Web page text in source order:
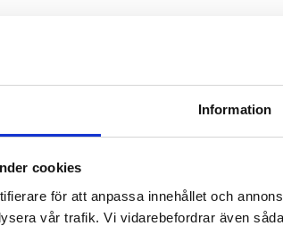
Information
cookies
för att anpassa innehållet och
vår trafik. Vi vidarebefordrar även